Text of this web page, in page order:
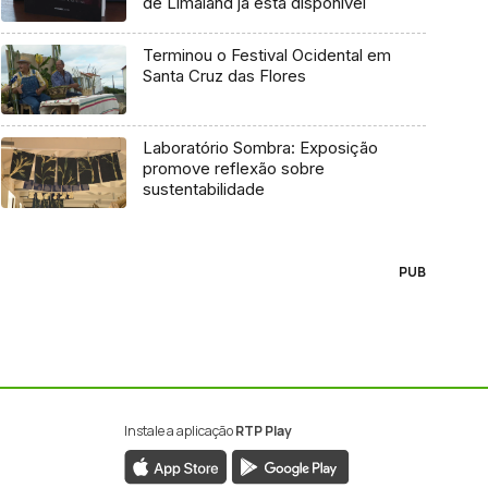
Terminou o Festival Ocidental em
Santa Cruz das Flores
Laboratório Sombra: Exposição
promove reflexão sobre
sustentabilidade
PUB
Instale a aplicaçãoRTP Play